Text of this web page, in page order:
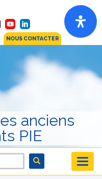
NOUS CONTACTER
anciens
PIE